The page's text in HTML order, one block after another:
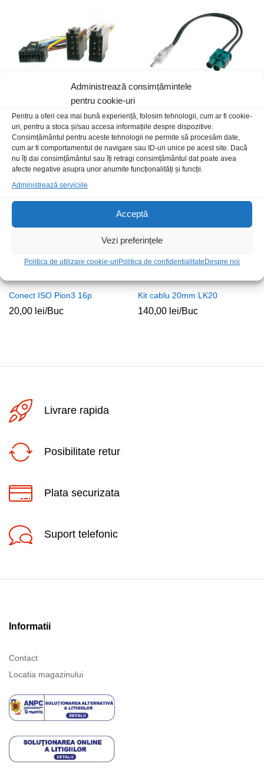
Administrează consimțămintele
pentru cookie-uri
Pentru a oferi cea mai bună experiență, folosim tehnologii, cum ar fi cookie-
uri, pentru a stoca și/sau accesa informațiile despre dispozitive.
Consimțământul pentru aceste tehnologii ne permite să procesăm date,
cum ar fi comportamentul de navigare sau ID-uri unice pe acest site. Dacă
nu îți dai consimțământul sau îți retragi consimțământul dat poate avea
afecte negative asupra unor anumite funcționalități și funcții.
Administrează serviciile
Acceptă
Vezi preferințele
Politica de utilizare cookie-uriPolitica de confidentialitateDespre noi
Conector ISO Kenwood
KDC3080 16pini
25,00lei/Buc
Adaptor antena auto DIN-
2Fakra unite t-m
36,00lei/Buc
Conect ISO Pion3 16p
20,00 lei/Buc
Stoc epuizat
Kit cablu 20mm LK20
140,00 lei/Buc
Livrare rapida
Posibilitate retur
Plata securizata
Suport telefonic
Informatii
Contact
Locatia magazinului